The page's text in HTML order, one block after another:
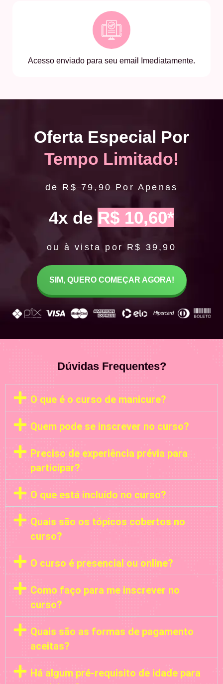
Acesso enviado para seu email Imediatamente.
Oferta Especial Por
Tempo Limitado!
deR$ 79,90 Por Apenas
4x de R$ 10,60*
ou à vista por R$ 39,90
SIM, QUERO COMEÇAR AGORA!
Dúvidas Frequentes?
O que é o curso de manicure?
Quem pode se inscrever no curso?
Preciso de experiência prévia para
participar?
O que está incluído no curso?
Quais são os tópicos cobertos no
curso?
O curso é presencial ou online?
Como faço para me inscrever no
curso?
Quais são as formas de pagamento
aceitas?
Há algum pré-requisito de idade para